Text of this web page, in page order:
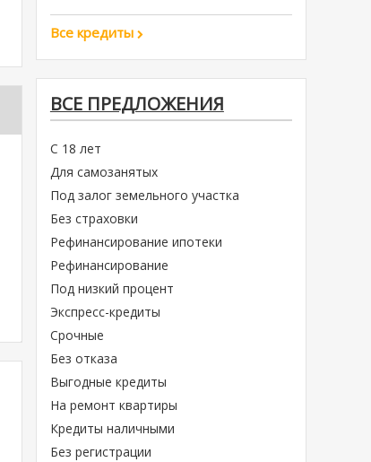
Все кредиты
ВСЕ ПРЕДЛОЖЕНИЯ
С 18 лет
Для самозанятых
Под залог земельного участка
Без страховки
Рефинансирование ипотеки
Рефинансирование
Под низкий процент
Экспресс-кредиты
Срочные
Без отказа
Выгодные кредиты
На ремонт квартиры
Кредиты наличными
Без регистрации